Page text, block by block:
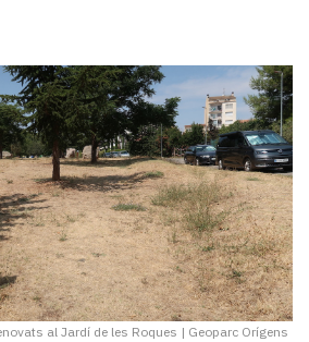
al Jardí de les Roques | Geoparc Orígens